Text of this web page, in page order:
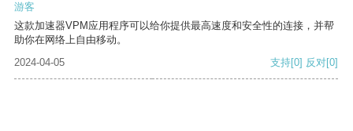
游客
这款加速器VPM应用程序可以给你提供最高速度和安全性的连接，并帮
助你在网络上自由移动。
2024-04-05
支持[0] 反对[0]